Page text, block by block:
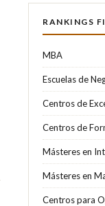
RANKINGS
MBA
Escuelas de
Centros de
Centros de
Másteres en
Másteres en
Centros para